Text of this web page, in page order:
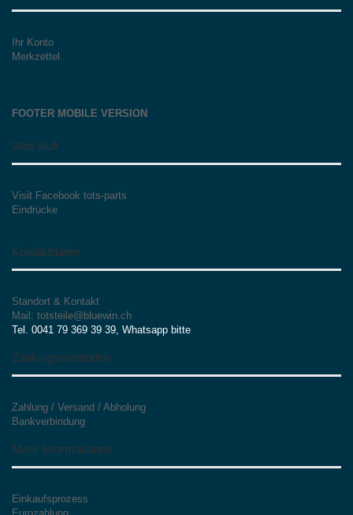
Ihr Konto
Merkzettel
FOOTER MOBILE VERSION
Was läuft
Visit Facebook tots-parts
Eindrücke
Kontaktdaten
Standort & Kontakt
Mail: totsteile@bluewin.ch
Tel. 0041 79 369 39 39, Whatsapp bitte
Zahlungsmethoden
Zahlung / Versand / Abholung
Bankverbindung
Mehr Informationen
Einkaufsprozess